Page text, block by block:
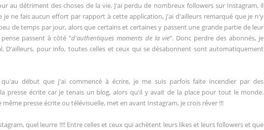
au détriment des choses de la vie. J'ai perdu de nombreux followers sur Instagram, il
je ne fais aucun effort par rapport à cette application, j'ai d'ailleurs remarqué que je n'y
de temps par jour, alors que certains et certaines y passent une grande partie de leur
passent à côté "d'authentiques moments de la vie". Donc perdre des abonnés, je
D'ailleurs, pour info, toutes celles et ceux qui se désabonnent sont automatiquement
début que j'ai commencé à écrire, je me suis parfois faite incendier par des
presse écrite car je tenais un blog, alors qu'il y avait de la place pour tout le monde.
même presse écrite ou télévisuelle, met en avant Instagram, je crois rêver !!!
quel leurre !!!! Entre celles et ceux qui achètent leurs likes et leurs followers et que